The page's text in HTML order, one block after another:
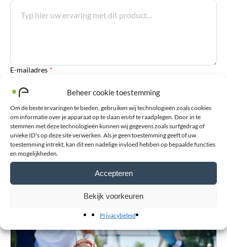
Beheer cookie toestemming
Om de beste ervaringen te bieden, gebruiken wij technologieën zoals cookies
om informatie over je apparaat op te slaan en/of te raadplegen. Door in te
stemmen met deze technologieën kunnen wij gegevens zoals surfgedrag of
unieke ID's op deze site verwerken. Als je geen toestemming geeft of uw
toestemming intrekt, kan dit een nadelige invloed hebben op bepaalde functies
en mogelijkheden.
Accepteren
Bekijk voorkeuren
Privacybeleid
E-mailadres *
Voornaam
Achternaam